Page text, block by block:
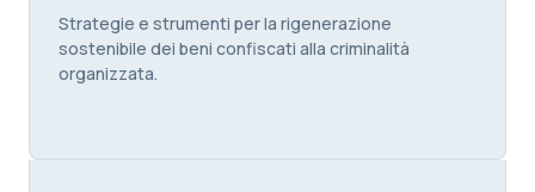
Course summary text:
Strategie e strumenti per la rigenerazione
sostenibile dei beni confiscati alla criminalità
organizzata.